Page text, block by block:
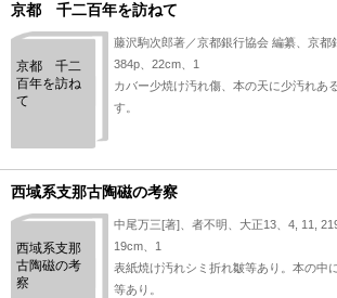
京都 千二百年を訪ねて
京都 千二
百年を訪ね
て
藤沢駒次郎著／京都銀行協会 編纂、京都
384p、22cm、1
カバー少焼け汚れ傷、本の天に少汚れあ
す。
西域系支那古陶磁の考察
西域系支那
古陶磁の考
察
中尾万三[著]、者不明、大正13、4, 11,
19cm、1
表紙焼け汚れシミ折れ皺等あり。本の中
等あり。